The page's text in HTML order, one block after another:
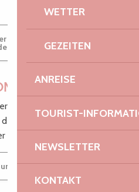
WETTER
GEZEITEN
ANREISE
TOURIST-
NEWSLETTER
KONTAKT
guten Tipps und
Granit Rose, melden Sie
unseren Newsletter